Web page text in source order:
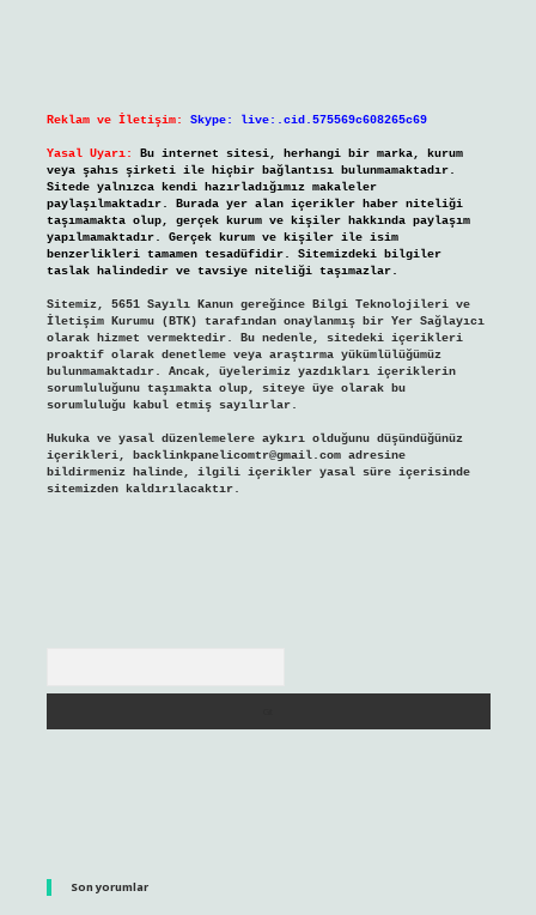
Reklam ve İletişim: Skype: live:.cid.575569c608265c69
Yasal Uyarı:
Bu internet sitesi, herhangi bir marka, kurum
veya şahıs şirketi ile hiçbir bağlantısı bulunmamaktadır.
Sitede yalnızca kendi hazırladığımız makaleler
paylaşılmaktadır. Burada yer alan içerikler haber niteliği
taşımamakta olup, gerçek kurum ve kişiler hakkında paylaşım
yapılmamaktadır. Gerçek kurum ve kişiler ile isim
benzerlikleri tamamen tesadüfidir. Sitemizdeki bilgiler
taslak halindedir ve tavsiye niteliği taşımazlar.
Sitemiz, 5651 Sayılı Kanun gereğince Bilgi Teknolojileri ve
İletişim Kurumu (BTK) tarafından onaylanmış bir Yer Sağlayıcı
olarak hizmet vermektedir. Bu nedenle, sitedeki içerikleri
proaktif olarak denetleme veya araştırma yükümlülüğümüz
bulunmamaktadır. Ancak, üyelerimiz yazdıkları içeriklerin
sorumluluğunu taşımakta olup, siteye üye olarak bu
sorumluluğu kabul etmiş sayılırlar.
Hukuka ve yasal düzenlemelere aykırı olduğunu düşündüğünüz
içerikleri, backlinkpanelicomtr@gmail.comadresine
bildirmeniz halinde, ilgili içerikler yasal süre içerisinde
sitemizden kaldırılacaktır.
Son yorumlar